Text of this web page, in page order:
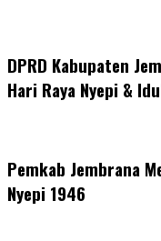
DPRD Kabupaten
Hari Raya Nyepi &
Pemkab Jembrana
Nyepi 1946